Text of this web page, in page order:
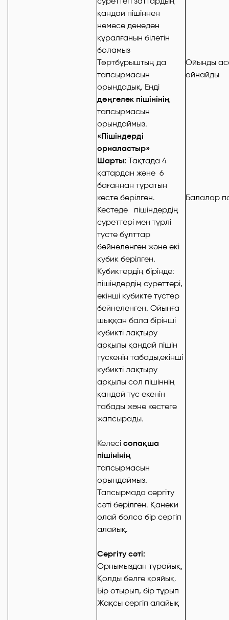
қандай пішіннен
немесе денеден
құралғанын білетін
боламыз
Төртбұрыштың да
тапсырмасын
орындадық. Енді
дөңгелек пішінінің
тапсырмасын
орындаймыз.
«Пішіндерді
орналастыр»
Шарты: Тақтада 4
қатардан және 6
бағаннан тұратын
кесте берілген.
Кестеде пішіндердің
суреттері мен түрлі
түсте бұлттар
бейнеленген және екі
кубик берілген.
Кубиктердің бірінде:
пішіндердің суреттері,
екінші кубикте түстер
бейнеленген. Ойынға
шыққан бала бірінші
кубикті лақтыру
арқылы қандай пішін
түскенін табады,екінші
кубикті лақтыру
арқылы сол пішіннің
қандай түс екенін
табады және кестеге
жапсырады.
Келесі сопақша
пішінінің
тапсырмасын
орындаймыз.
Тапсырмада сергіту
сәті берілген. Қанеки
олай болса бір сергіп
алайық.
Сергіту сәті:
Орнымыздан тұрайық,
Қолды белге қояйық.
Бір отырып, бір тұрып
Жақсы сергіп алайық
Ойынды
ойнайды
Балалар